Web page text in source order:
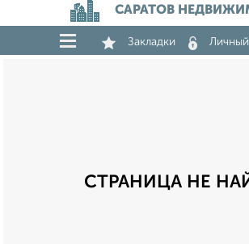
САРАТОВ
Закладки
СТРАНИЦА НЕ